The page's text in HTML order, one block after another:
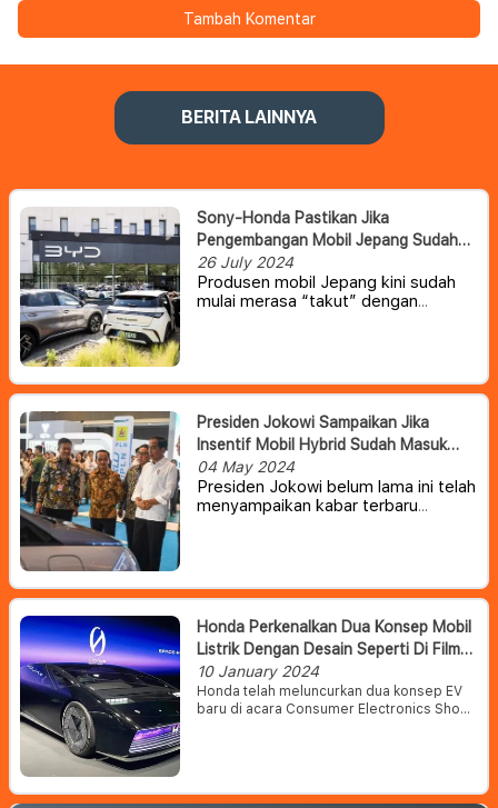
Tambah Komentar
BERITA LAINNYA
Sony-Honda Pastikan Jika
Pengembangan Mobil Jepang Sudah
Tertinggal Jauh Dari China
26 July 2024
Produsen mobil Jepang kini sudah
mulai merasa “takut” dengan
Jepang perlu mengubah budaya
perusahaan konservatif mereka
untuk bersaing dengan China, yang
kini menjadi salah satu eksportir
kendaraan terkemuka di dunia.
Presiden Jokowi Sampaikan Jika
Insentif Mobil Hybrid Sudah Masuk
Pembahasan
04 May 2024
Presiden Jokowi belum lama ini telah
menyampaikan kabar terbaru
untuk mematangkan kebijakan
tersebut sebelum diluncurkan.
Honda Perkenalkan Dua Konsep Mobil
Listrik Dengan Desain Seperti Di Film
Sci-Fi
10 January 2024
Honda telah meluncurkan dua konsep EV
baru di acara Consumer Electronics Show